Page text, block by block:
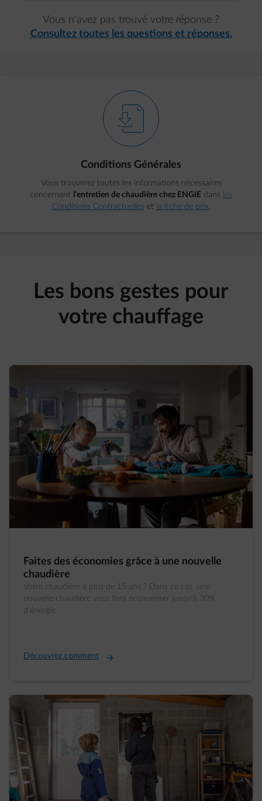
Vous n'avez pas trouvé votre réponse ?
Consultez toutes les questions et réponses.
element-download
Conditions Générales
Vous trouverez toutes les informations nécessaires
concernant
l’entretien de chaudière chez ENGIE dans
les
Conditions Contractuelles et la fiche de prix.
Les bons gestes pour
votre chauffage
Faites des économies grâce à une nouvelle
chaudière
Votre chaudière a plus de 15 ans ? Dans ce cas, une
nouvelle chaudière vous fera économiser jusqu'à 30%
d'énergie.
Découvrez comment